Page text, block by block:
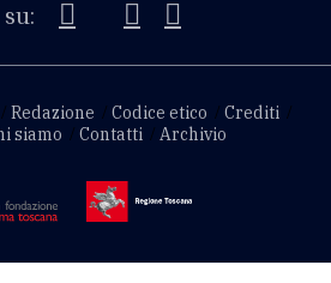
Redazione Codice etico
Crediti
siamo Contatti Archivio